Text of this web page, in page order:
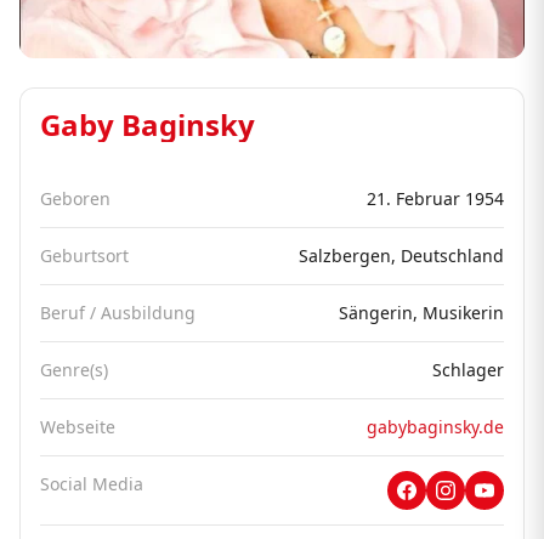
Gaby Baginsky
Geboren 21. Februar 1954
Geburtsort Salzbergen, Deutschland
Beruf / Ausbildung Sängerin, Musikerin
Genre(s) Schlager
Webseite gabybaginsky.de
Social Media